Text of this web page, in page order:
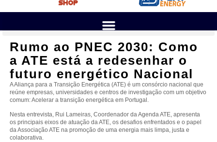
Rumo ao PNEC 2030: Como
a ATE está a redesenhar o
futuro energético Nacional
A Aliança para a Transição Energética (ATE) é um consórcio nacional que
reúne empresas, universidades e centros de investigação com um objetivo
comum: Acelerar a transição energética em Portugal.
Nesta entrevista, Rui Lameiras, Coordenador da Agenda ATE, apresenta
os principais eixos de atuação da ATE, os desafios enfrentados e o papel
da Associação ATE na promoção de uma energia mais limpa, justa e
colaborativa.